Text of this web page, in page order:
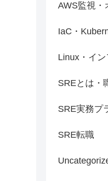
AWS監視・
IaC・
Linux・イ
SREとは・
SRE実務プ
SRE転職